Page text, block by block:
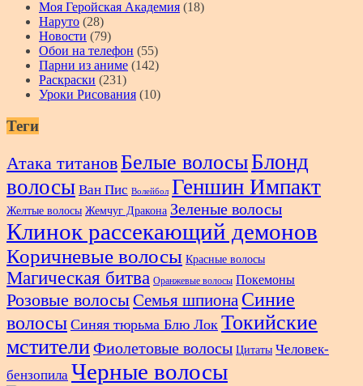
Моя Геройская Академия (18)
Наруто (28)
Новости (79)
Обои на телефон (55)
Парни из аниме (142)
Раскраски (231)
Уроки Рисования (10)
Теги
Атака титановБелые волосыБлонд
волосы Ван Пис Волейбол Геншин Импакт
Желтые волосы Жемчуг Дракона Зеленые волосы
Клинок рассекающий демонов
Коричневые волосы Красные волосы
Магическая битва Оранжевые волосы Покемоны
Розовые волосыСемья шпиона Синие
волосы Синяя тюрьма Блю Лок Токийские
мстителиФиолетовые волосы Цитаты Человек-
бензопила Черные волосы